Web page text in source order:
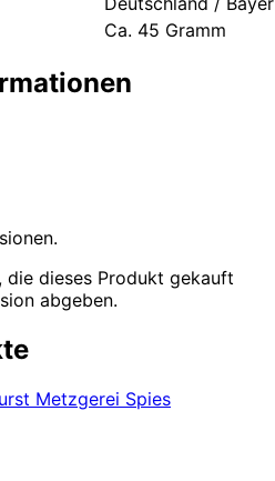
Ca. 45 Gramm
die dieses Produkt gekauft
abgeben.